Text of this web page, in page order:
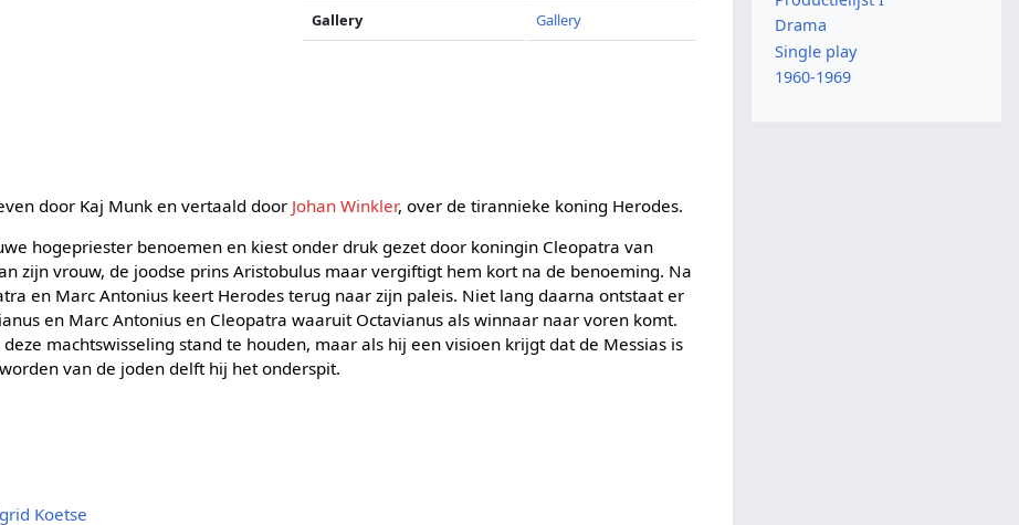
Gallery Gallery
door Kaj Munk en vertaald door Johan Winkler, over de tirannieke koning Herodes.
hogepriester benoemen en kiest onder druk gezet door koningin Cleopatra van
zijn vrouw, de joodse prins Aristobulus maar vergiftigt hem kort na de benoeming. Na
en Marc Antonius keert Herodes terug naar zijn paleis. Niet lang daarna ontstaat er
en Marc Antonius en Cleopatra waaruit Octavianus als winnaar naar voren komt.
machtswisseling stand te houden, maar als hij een visioen krijgt dat de Messias is
van de joden delft hij het onderspit.
Koetse
Drama
Single play
1960-1969